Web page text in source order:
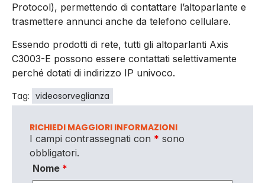
Protocol), permettendo di contattare l’altoparlante e
trasmettere annunci anche da telefono cellulare.
Essendo prodotti di rete, tutti gli altoparlanti Axis
C3003-E possono essere contattati selettivamente
perché dotati di indirizzo IP univoco.
Tag: videosorveglianza
RICHIEDI MAGGIORI INFORMAZIONI
I campi contrassegnati con * sono
obbligatori.
Nome *